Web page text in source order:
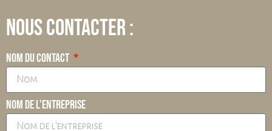
Nous contacter :
Nom du contact
Nom de l'entreprise